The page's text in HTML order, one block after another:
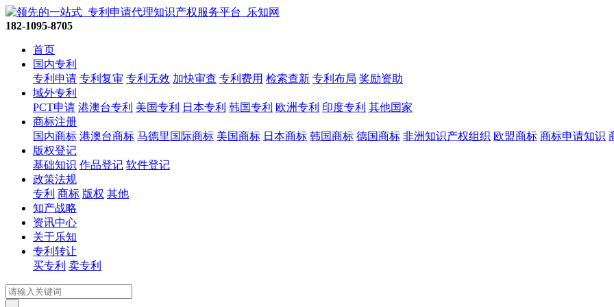
182-1095-8705
首页
国内专利
专利申请 专利复审 专利无效 加快审查 专利费用 检索查新 专利布局 奖励资助
域外专利
PCT申请 港澳台专利 美国专利 日本专利 韩国专利 欧洲专利 印度专利 其他国家
商标注册
国内商标 港澳台商标 马德里国际商标 美国商标 日本商标 韩国商标 德国商标 非洲知识产权组织 欧盟商标 商标申请知识
版权登记
基础知识 作品登记 软件登记
政策法规
专利 商标 版权 其他
知产战略
资讯中心
关于乐知
专利转让
买专利 卖专利